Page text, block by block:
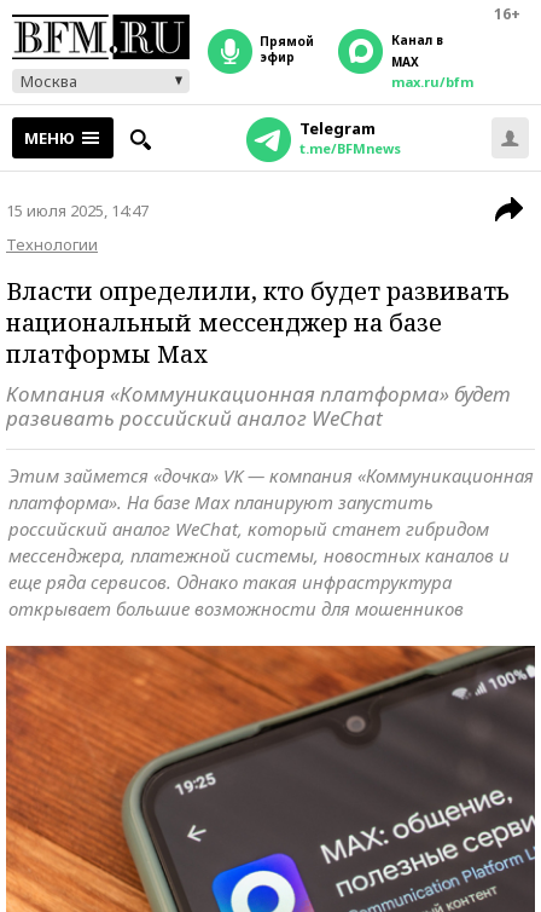
16+
Москва
прямой
эфир
Канал в
MAX
max.ru/bfm
МЕНЮ Telegram
t.me/BFMnews
15 июля 2025, 14:47
Технологии
Власти определили, кто будет развивать
национальный мессенджер на базе
платформы Max
Компания «Коммуникационная платформа» будет
развивать российский аналог WeChat
Этим займется «дочка» VK — компания «Коммуникационная
платформа». На базе Max планируют запустить
российский аналог WeChat, который станет гибридом
мессенджера, платежной системы, новостных каналов и
еще ряда сервисов. Однако такая инфраструктура
открывает большие возможности для мошенников